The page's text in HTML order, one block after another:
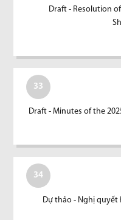
Draft - Resolution
33
Draft - Minutes of the
34
Dự thảo - Nghị